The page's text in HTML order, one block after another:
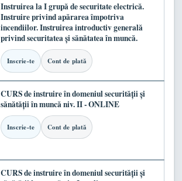
Instruirea la I grupă de securitate electrică.
Instruire privind apărarea împotriva
incendiilor. Instruirea introductiv generală
privind securitatea și sănătatea în muncă.
Inscrie-te Cont de plată
CURS de instruire în domeniul securității și
sănătății în muncă niv. II - ONLINE
Inscrie-te Cont de plată
CURS de instruire în domeniul securității și